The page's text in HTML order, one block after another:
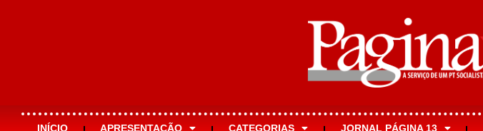
INÍCIO APRESENTAÇÃO CATEGORIAS JORNAL PÁGINA 13